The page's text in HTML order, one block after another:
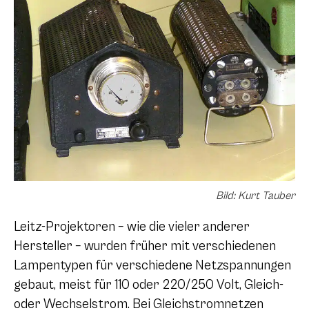
Bild: Kurt Tauber
Leitz-Projektoren – wie die vieler anderer
Hersteller – wurden früher mit verschiedenen
Lampentypen für verschiedene Netzspannungen
gebaut, meist für 110 oder 220/250 Volt, Gleich-
oder Wechselstrom. Bei Gleichstromnetzen